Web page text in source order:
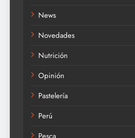
News
Novedades
Nutrición
Opinión
Pastelería
Perú